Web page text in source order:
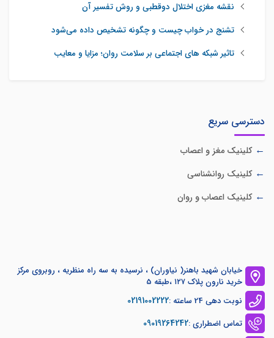
نقشه مغزی اختلال دوقطبی و روش تفسیر آن
تشنج در خواب چیست و چگونه تشخیص داده می‌شود
تاثیر شبکه‌ های اجتماعی بر سلامت روان؛ مزایا و معایب
دسترسی سریع
کلینیک مغز و اعصاب
کلینیک روانشناسی
کلینیک اعصاب و روان
خیابان شهید باهنر( نیاوران) ، نرسیده به سه راه منظریه ، روبروی مرکز
خرید نارون پلاک ۱۲۷ ،طبقه 5
نوبت دهی 24 ساعته :
02191002222
تماس اضطراری :09019264242